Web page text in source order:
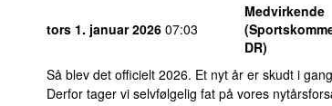
tors 1. januar 2026 07:03
Medvirkende
DR)
Så blev det officielt 2026. Et nyt år er skudt i
Derfor tager vi selvfølgelig fat på vores